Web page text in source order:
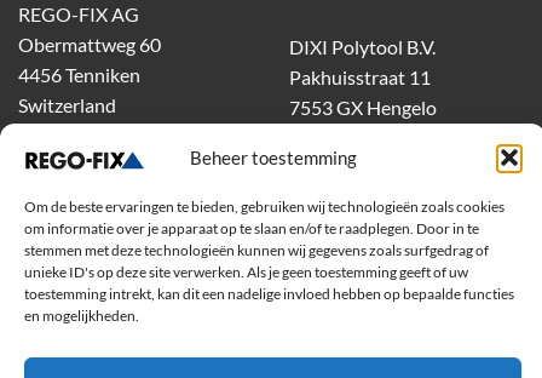
Beheer toestemming
Om de beste ervaringen te bieden, gebruiken wij technologieën zoals cookies
om informatie over je apparaat op te slaan en/of te raadplegen. Door in te
stemmen met deze technologieën kunnen wij gegevens zoals surfgedrag of
unieke ID's op deze site verwerken. Als je geen toestemming geeft of uw
toestemming intrekt, kan dit een nadelige invloed hebben op bepaalde functies
en mogelijkheden.
REGO-FIX AG
Obermattweg 60
4456 Tenniken
Switzerland
DIXI Polytool B.V.
Pakhuisstraat 11
7553 GX Hengelo
dixiholland@dixi.com
www.dixipolytool.com
Volg ons op Youtube
Volg ons op Linkedin